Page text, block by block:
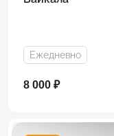
Ежедневно
8 000 ₽